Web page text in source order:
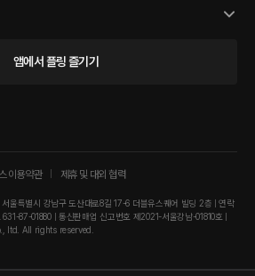
앱에서 플링 즐기기
이용약관 제휴 및 대외 협력
울특별시 강남구 도산대로8길 17-6 더블유스퀘어 빌딩 2층 | 연락
87-01880 | 통신판매업 신고번호 제2021-서울강남-01810호 |
ltd. All rights reserved.